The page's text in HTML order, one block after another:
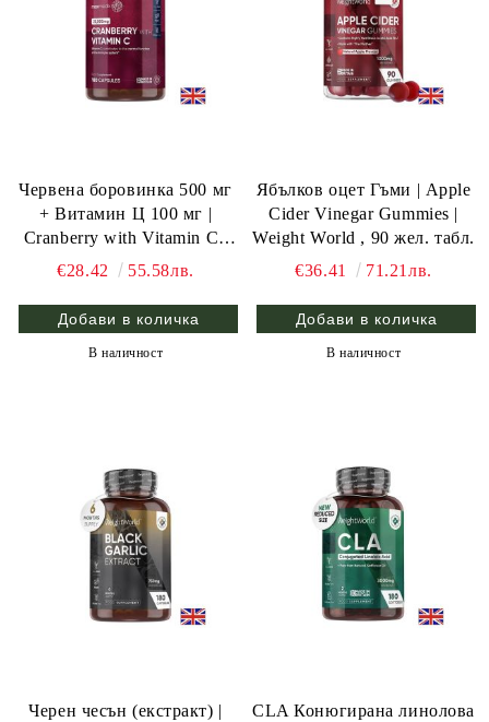
Червена боровинка 500 мг
+ Витамин Ц 100 мг |
Cranberry with Vitamin C |
Weight World , 180 капс.
€28.42 55.58лв.
В наличност
Ябълков оцет Гъми | Apple
Cider Vinegar Gummies |
Weight World , 90 жел. табл.
€36.41
71.21лв.
В наличност
Черен чесън (екстракт) |
CLA Конюгирана линолова